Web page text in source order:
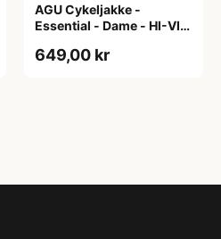
AGU Cykeljakke -
Essential - Dame - HI-VIS
649,00 kr